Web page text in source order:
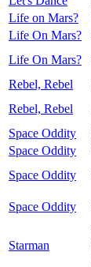
Life on Mars?
Life On Mars?
Life On Mars?
Rebel, Rebel
Rebel, Rebel
Space Oddity
Space Oddity
Space Oddity
Space Oddity
Starman